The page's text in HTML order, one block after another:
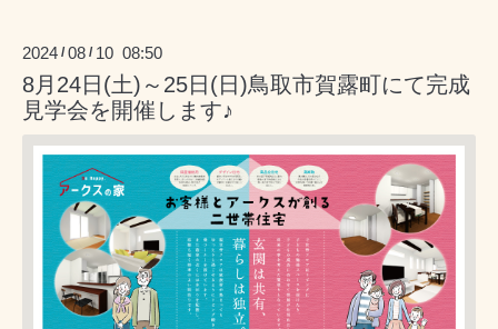
2024 /08 / 10 08:50
8月24日(土)～25日(日)鳥取市賀露町にて完成
見学会を開催します♪